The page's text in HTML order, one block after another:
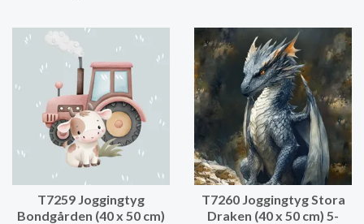
T7259 Joggingtyg
Bondgården (40 x 50 cm)
T7260 Joggingtyg Stora
Draken (40 x 50 cm) 5-